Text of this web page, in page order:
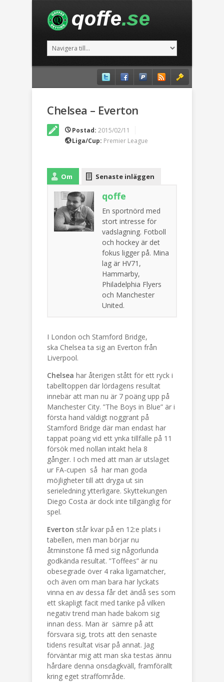
Chelsea – Everton
Postad: 2015/02/11
Liga/Cup: Premier League
Om Senaste inläggen
qoffe
En sportnörd med
stort intresse för
vadslagning. Fotboll
och hockey är det
fokus ligger på. Mina
lag är HV71,
Hammarby,
Philadelphia Flyers
och Manchester
United.
I London och Stamford Bridge,
ska Chelsea ta sig an Everton från
Liverpool.
Chelsea har återigen stått för ett ryck i
tabelltoppen där lördagens resultat
innebär att man nu är 7 poäng upp på
Manchester City. ”The Boys in Blue” är i
första hand väldigt noggrant på
Stamford Bridge där man endast har
tappat poäng vid ett ynka tillfälle på 11
försök med nollan intakt hela 8
gånger. I och med att man är utslaget
ur FA-cupen så har man goda
möjligheter till att dryga ut sin
serieledning ytterligare. Skyttekungen
Diego Costa är dock inte tillgänglig för
spel.
Everton står kvar på en 12:e plats i
tabellen, men man börjar nu
åtminstone få med sig någorlunda
godkända resultat. ”Toffees” är nu
obesegrade över 4 raka ligamatcher,
och även om man bara har lyckats
vinna en av dessa får det ändå ses som
ett skapligt facit med tanke på vilken
negativ trend man hade bakom sig
innan dess. Man är sämre på att
försvara sig, trots att den senaste
tidens resultat visar på annat. Jag
förväntar mig att man ska testas ännu
hårdare denna onsdagkväll, framförallt
kring eget straffområde.